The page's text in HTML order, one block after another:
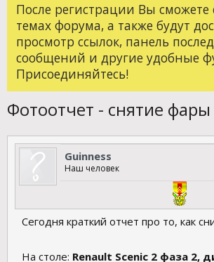
После регистрации Вы сможете
темах форума, а также будут
просмотр ссылок, панель
сообщений и другие удобные
Присоединяйтесь!
Фотоотчет - снятие фары
Guinness
Наш человек
Сегодня краткий отчет про то, как
На столе: Renault Scenic 2 фаза 2,